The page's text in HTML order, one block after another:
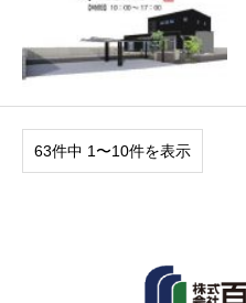
63件中 1〜10件を表示